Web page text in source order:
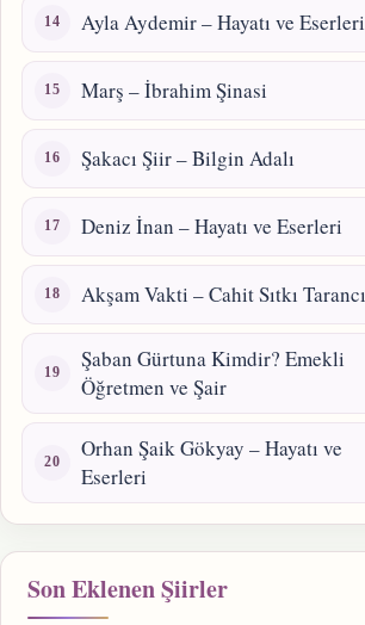
Ayla Aydemir – Hayatı ve Eserleri
Marş – İbrahim Şinasi
Şakacı Şiir – Bilgin Adalı
Deniz İnan – Hayatı ve Eserleri
Akşam Vakti – Cahit Sıtkı Tarancı
Şaban Gürtuna Kimdir? Emekli
Öğretmen ve Şair
Orhan Şaik Gökyay – Hayatı ve
Eserleri
Son Eklenen Şiirler